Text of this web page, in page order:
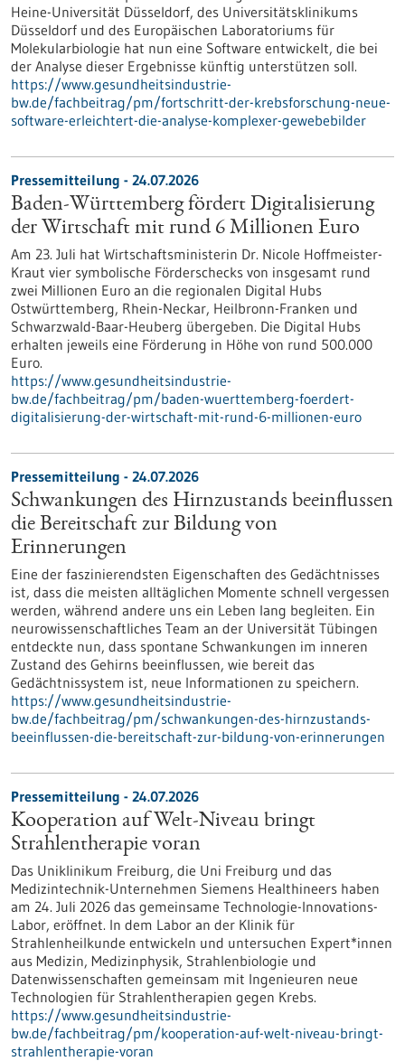
Heine-Universität Düsseldorf, des Universitätsklinikums
Düsseldorf und des Europäischen Laboratoriums für
Molekularbiologie hat nun eine Software entwickelt, die bei
der Analyse dieser Ergebnisse künftig unterstützen soll.
https://www.gesundheitsindustrie-
bw.de/fachbeitrag/pm/fortschritt-der-krebsforschung-neue-
software-erleichtert-die-analyse-komplexer-gewebebilder
Pressemitteilung - 24.07.2026
Baden-Württemberg fördert Digitalisierung
der Wirtschaft mit rund 6 Millionen Euro
Am 23. Juli hat Wirtschaftsministerin Dr. Nicole Hoffmeister-
Kraut vier symbolische Förderschecks von insgesamt rund
zwei Millionen Euro an die regionalen Digital Hubs
Ostwürttemberg, Rhein-Neckar, Heilbronn-Franken und
Schwarzwald-Baar-Heuberg übergeben. Die Digital Hubs
erhalten jeweils eine Förderung in Höhe von rund 500.000
Euro.
https://www.gesundheitsindustrie-
bw.de/fachbeitrag/pm/baden-wuerttemberg-foerdert-
digitalisierung-der-wirtschaft-mit-rund-6-millionen-euro
Pressemitteilung - 24.07.2026
Schwankungen des Hirnzustands beeinflussen
die Bereitschaft zur Bildung von
Erinnerungen
Eine der faszinierendsten Eigenschaften des Gedächtnisses
ist, dass die meisten alltäglichen Momente schnell vergessen
werden, während andere uns ein Leben lang begleiten. Ein
neurowissenschaftliches Team an der Universität Tübingen
entdeckte nun, dass spontane Schwankungen im inneren
Zustand des Gehirns beeinflussen, wie bereit das
Gedächtnissystem ist, neue Informationen zu speichern.
https://www.gesundheitsindustrie-
bw.de/fachbeitrag/pm/schwankungen-des-hirnzustands-
beeinflussen-die-bereitschaft-zur-bildung-von-erinnerungen
Pressemitteilung - 24.07.2026
Kooperation auf Welt-Niveau bringt
Strahlentherapie voran
Das Uniklinikum Freiburg, die Uni Freiburg und das
Medizintechnik-Unternehmen Siemens Healthineers haben
am 24. Juli 2026 das gemeinsame Technologie-Innovations-
Labor, eröffnet. In dem Labor an der Klinik für
Strahlenheilkunde entwickeln und untersuchen Expert*innen
aus Medizin, Medizinphysik, Strahlenbiologie und
Datenwissenschaften gemeinsam mit Ingenieuren neue
Technologien für Strahlentherapien gegen Krebs.
https://www.gesundheitsindustrie-
bw.de/fachbeitrag/pm/kooperation-auf-welt-niveau-bringt-
strahlentherapie-voran